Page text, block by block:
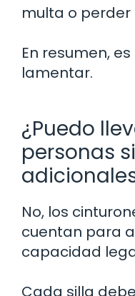
multa o perder
En resumen,
lamentar.
¿Puedo
personas
No, los
cuentan para
capacidad
Cada silla